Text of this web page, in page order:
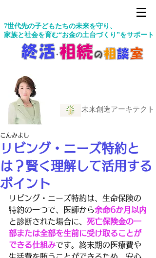
7世代先の子どもたちの未来を守り、
家族と社会を育む“お金の土台づくり”をサポート
未来創造アーキテクト
リビング・ニーズ特約と
は？賢く理解して活用する
ポイント
こんみよし
リビング・ニーズ特約は、生命保険の
特約の一つで、医師から余命6か月以内
と診断された場合に、 死亡保険金の一
部または全部を生前に受け取ることが
できる仕組みです。終末期の医療費や